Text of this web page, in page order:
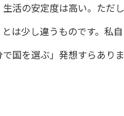
活の安定度は高い。ただし
は少し違うものです。私自
国を選ぶ」発想すらありま